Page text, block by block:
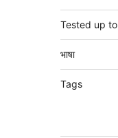
Tested up to
भाषा
Tags